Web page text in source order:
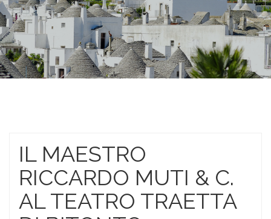
IL MAESTRO
RICCARDO MUTI & C.
AL TEATRO TRAETTA